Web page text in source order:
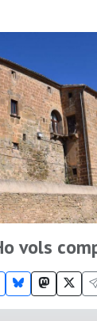
vols